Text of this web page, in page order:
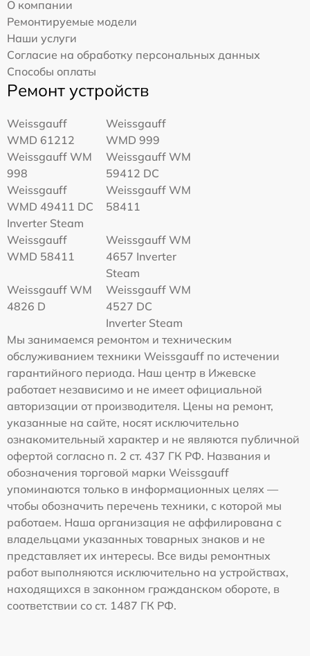
О компании
Ремонтируемые модели
Наши услуги
Согласие на обработку персональных данных
Способы оплаты
Ремонт устройств
Weissgauff
WMD 61212
Weissgauff
WMD 999
Weissgauff WM
998
Weissgauff WM
59412 DC
Weissgauff
WMD 49411 DC
Inverter Steam
Weissgauff WM
58411
Weissgauff
WMD 58411
Weissgauff WM
4657 Inverter
Steam
Weissgauff WM
4826 D
Weissgauff WM
4527 DC
Inverter Steam
Мы занимаемся ремонтом и техническим
обслуживанием техники Weissgauff по истечении
гарантийного периода. Наш центр в Ижевске
работает независимо и не имеет официальной
авторизации от производителя. Цены на ремонт,
указанные на сайте, носят исключительно
ознакомительный характер и не являются публичной
офертой согласно п. 2 ст. 437 ГК РФ. Названия и
обозначения торговой марки Weissgauff
упоминаются только в информационных целях —
чтобы обозначить перечень техники, с которой мы
работаем. Наша организация не аффилирована с
владельцами указанных товарных знаков и не
представляет их интересы. Все виды ремонтных
работ выполняются исключительно на устройствах,
находящихся в законном гражданском обороте, в
соответствии со ст. 1487 ГК РФ.